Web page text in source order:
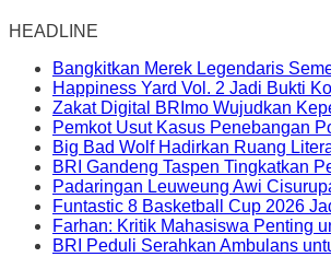
HEADLINE
Bangkitkan Merek Legendaris
Happiness Yard Vol. 2 Jadi Bukti
Zakat Digital BRImo Wujudkan
Pemkot Usut Kasus Penebangan
Big Bad Wolf Hadirkan Ruang
BRI Gandeng Taspen Tingkatkan
Padaringan Leuweung Awi
Funtastic 8 Basketball Cup 2026
Farhan: Kritik Mahasiswa Penting
BRI Peduli Serahkan Ambulans